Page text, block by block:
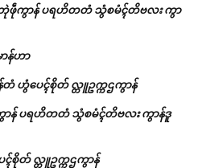
ဖဵုကွာန် ပရဟိတတံ သွံစမံၚ်တိဗလး ကွာ
ာန်ဟာ
တံ ဟွံပေၚ်စိုတ် လ္တူဥက္ကဌကွာန်
န် ပရဟိတတံ သွံစမံၚ်တိဗလး ကွာန်ဒူ
စိုတ် လ္တူဥက္ကဌကွာန်